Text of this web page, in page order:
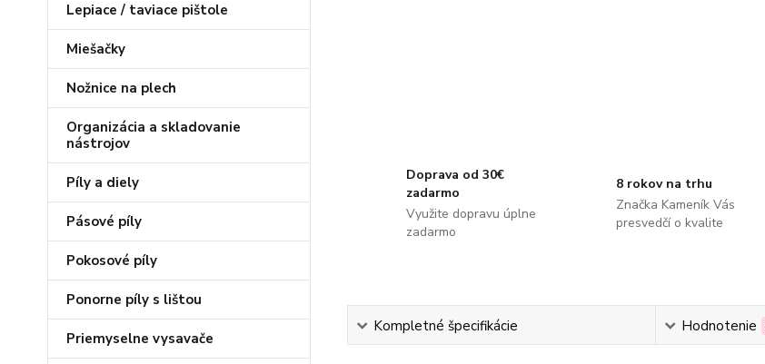
Lepiace / taviace pištole
Miešačky
Nožnice na plech
Organizácia a skladovanie
nástrojov
Píly a diely
Pásové píly
Pokosové píly
Ponorne píly s lištou
Priemyselne vysavače
Doprava od 30€
zadarmo
Využite dopravu úplne
zadarmo
8 rokov na trhu
Značka Kameník Vás
presvedčí o kvalite
Kompletné špecifikácie Hodnotenie